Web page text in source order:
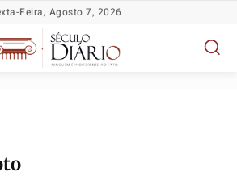
Feira, Agosto 7, 2026